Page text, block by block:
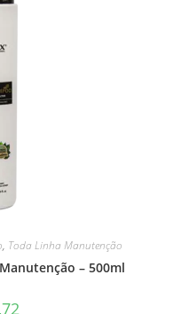
, Toda Linha Manutenção
– 500ml